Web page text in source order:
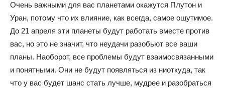
Очень важными для вас планетами окажутся Плутон и
Уран, потому что их влияние, как всегда, самое ощутимое.
До 21 апреля эти планеты будут работать вместе против
вас, но это не значит, что неудачи разобьют все ваши
планы. Наоборот, все проблемы будут взаимосвязанными
и понятными. Они не будут появляться из ниоткуда, так
что у вас будет шанс стать лучше, мудрее и разобраться